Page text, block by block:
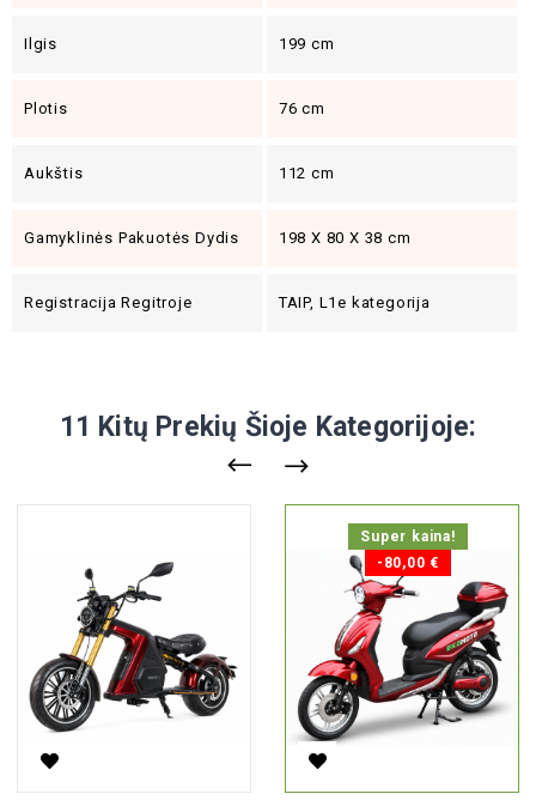
Ilgis 199 cm
Plotis 76 cm
Aukštis 112 cm
Gamyklinės Pakuotės Dydis 198 X 80 X 38 cm
Registracija Regitroje TAIP, L1e kategorija
11 Kitų Prekių Šioje Kategorijoje:
Super kaina!
-80,00 €